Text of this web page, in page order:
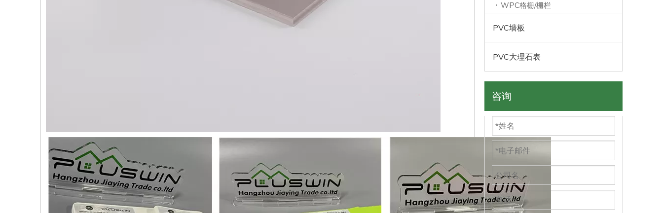
WPC格栅/栅栏
PVC墙板
PVC大理石表
咨询